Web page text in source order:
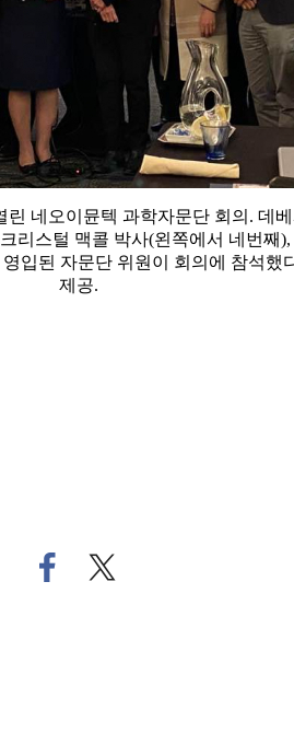
네오이뮨텍 과학자문단 회의. 데
리스털 맥콜 박사(왼쪽에서 네번째
입된 자문단 위원이 회의에 참석했
제공.
페
이
트
위